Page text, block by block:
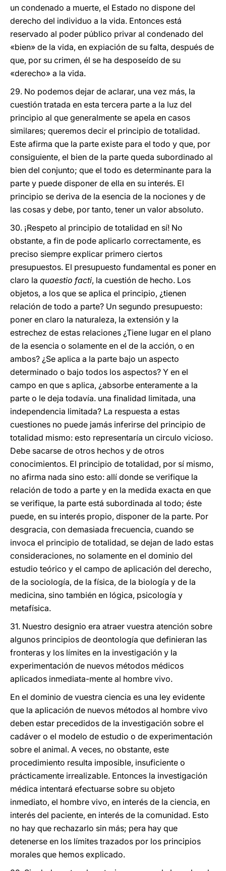
un condenado a muerte, el Estado no dispone del
derecho del individuo a la vida. Entonces está
reservado al poder público privar al condenado del
«bien» de la vida, en expiación de su falta, después de
que, por su crimen, él se ha desposeído de su
«derecho» a la vida.
29. No podemos dejar de aclarar, una vez más, la
cuestión tratada en esta tercera parte a la luz del
principio al que generalmente se apela en casos
similares; queremos decir el principio de totalidad.
Este afirma que la parte existe para el todo y que, por
consiguiente, el bien de la parte queda subordinado al
bien del conjunto; que el todo es determinante para la
parte y puede disponer de ella en su interés. El
principio se deriva de la esencia de la nociones y de
las cosas y debe, por tanto, tener un valor absoluto.
30. ¡Respeto al principio de totalidad en sí! No
obstante, a fin de pode aplicarlo correctamente, es
preciso siempre explicar primero ciertos
presupuestos. El presupuesto fundamental es poner en
claro la quaestio facti, la cuestión de hecho. Los
objetos, a los que se aplica el principio, ¿tienen
relación de todo a parte? Un segundo presupuesto:
poner en claro la naturaleza, la extensión y la
estrechez de estas relaciones ¿Tiene lugar en el plano
de la esencia o solamente en el de la acción, o en
ambos? ¿Se aplica a la parte bajo un aspecto
determinado o bajo todos los aspectos? Y en el
campo en que s aplica, ¿absorbe enteramente a la
parte o le deja todavía. una finalidad limitada, una
independencia limitada? La respuesta a estas
cuestiones no puede jamás inferirse del principio de
totalidad mismo: esto representaría un circulo vicioso.
Debe sacarse de otros hechos y de otros
conocimientos. El principio de totalidad, por sí mismo,
no afirma nada sino esto: allí donde se verifique la
relación de todo a parte y en la medida exacta en que
se verifique, la parte está subordinada al todo; éste
puede, en su interés propio, disponer de la parte. Por
desgracia, con demasiada frecuencia, cuando se
invoca el principio de totalidad, se dejan de lado estas
consideraciones, no solamente en el dominio del
estudio teórico y el campo de aplicación del derecho,
de la sociología, de la física, de la biología y de la
medicina, sino también en lógica, psicología y
metafísica.
31. Nuestro designio era atraer vuestra atención sobre
algunos principios de deontología que definieran las
fronteras y los límites en la investigación y la
experimentación de nuevos métodos médicos
aplicados inmediata-mente al hombre vivo.
En el dominio de vuestra ciencia es una ley evidente
que la aplicación de nuevos métodos al hombre vivo
deben estar precedidos de la investigación sobre el
cadáver o el modelo de estudio o de experimentación
sobre el animal. A veces, no obstante, este
procedimiento resulta imposible, insuficiente o
prácticamente irrealizable. Entonces la investigación
médica intentará efectuarse sobre su objeto
inmediato, el hombre vivo, en interés de la ciencia, en
interés del paciente, en interés de la comunidad. Esto
no hay que rechazarlo sin más; pera hay que
detenerse en los límites trazados por los principios
morales que hemos explicado.